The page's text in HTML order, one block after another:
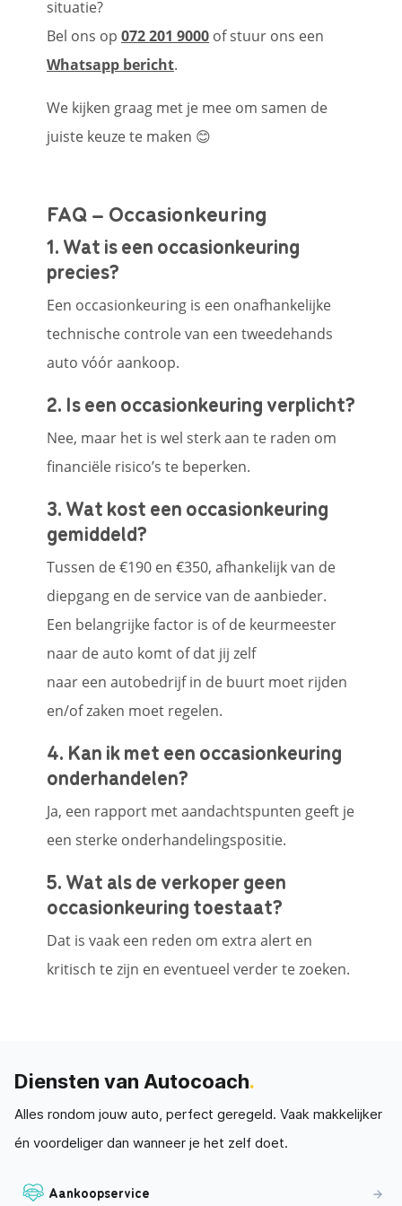
situatie?
Bel ons op 072 201 9000 of stuur ons een
Whatsapp bericht.
We kijken graag met je mee om samen de
juiste keuze te maken 😊
FAQ – Occasionkeuring
1. Wat is een occasionkeuring
precies?
Een occasionkeuring is een onafhankelijke
technische controle van een tweedehands
auto vóór aankoop.
2. Is een occasionkeuring verplicht?
Nee, maar het is wel sterk aan te raden om
financiële risico’s te beperken.
3. Wat kost een occasionkeuring
gemiddeld?
Tussen de €190 en €350, afhankelijk van de
diepgang en de service van de aanbieder.
Een belangrijke factor is of de keurmeester
naar de auto komt of dat jij zelf
naar een autobedrijf in de buurt moet rijden
en/of zaken moet regelen.
4. Kan ik met een occasionkeuring
onderhandelen?
Ja, een rapport met aandachtspunten geeft je
een sterke onderhandelingspositie.
5. Wat als de verkoper geen
occasionkeuring toestaat?
Dat is vaak een reden om extra alert en
kritisch te zijn en eventueel verder te zoeken.
Diensten van Autocoach.
Alles rondom jouw auto, perfect geregeld. Vaak makkelijker
én voordeliger dan wanneer je het zelf doet.
Aankoopservice